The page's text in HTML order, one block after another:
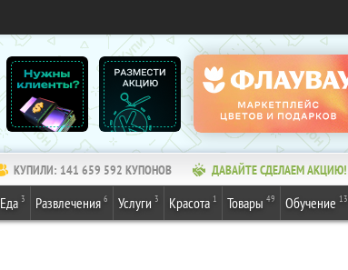
КУПИЛИ: 141 659 592 КУПОНОВ ДАВАЙТЕ СДЕЛАЕМ АКЦИЮ!
Еда 3 Развлечения 6 Услуги 3 Красота 1 Товары 49 Обучение 13